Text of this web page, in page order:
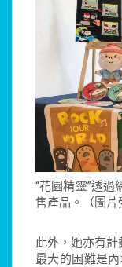
“花園精靈”透
售產品。（圖片
此外，她亦有
最大的困難是